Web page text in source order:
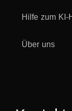
Hilfe zum KI-
Über uns